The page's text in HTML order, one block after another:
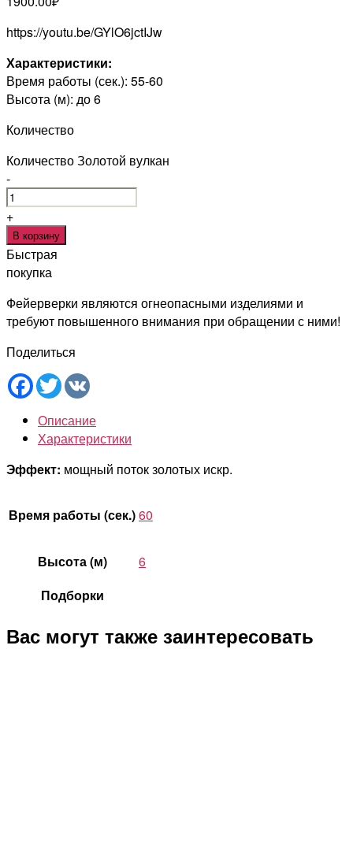
https://youtu.be/GYlO6jctIJw
Характеристики:
Время работы (сек.): 55-60
Высота (м): до 6
Количество
Количество Золотой вулкан
-
+
В корзину
Быстрая
покупка
Фейерверки являются огнеопасными изделиями и
требуют повышенного внимания при обращении с ними!
Поделиться
Facebook
Twitter
Описание
Характеристики
Эффект: мощный поток золотых искр.
Время работы (сек.)60
Высота (м)
6
Подборки
Вас могут также заинтересовать